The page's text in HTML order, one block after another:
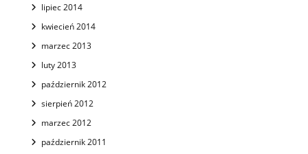
lipiec 2014
kwiecień 2014
marzec 2013
luty 2013
październik 2012
sierpień 2012
marzec 2012
październik 2011